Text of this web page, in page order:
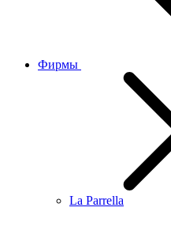
Фирмы
La Parrella